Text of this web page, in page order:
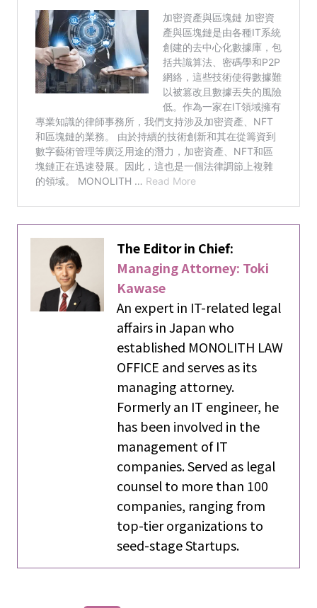
The Editor in Chief:
Managing Attorney: Toki
Kawase
An expert in IT-related legal
affairs in Japan who
established MONOLITH LAW
OFFICE and serves as its
managing attorney.
Formerly an IT engineer, he
has been involved in the
management of IT
companies. Served as legal
counsel to more than 100
companies, ranging from
top-tier organizations to
seed-stage Startups.